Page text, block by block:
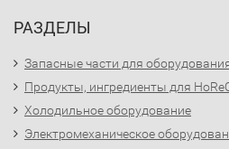
РАЗДЕЛЫ
Запасные части для
Продукты, ингредиенты для
Холодильное оборудование
Электромеханическое